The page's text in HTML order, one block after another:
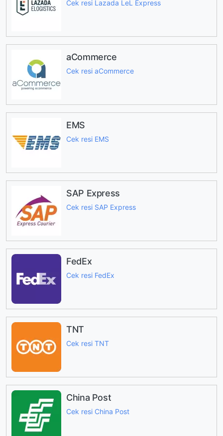
Cek resi Lazada LeL Express
aCommerce
Cek resi aCommerce
EMS
Cek resi EMS
SAP Express
Cek resi SAP Express
FedEx
Cek resi FedEx
TNT
Cek resi TNT
China Post
Cek resi China Post